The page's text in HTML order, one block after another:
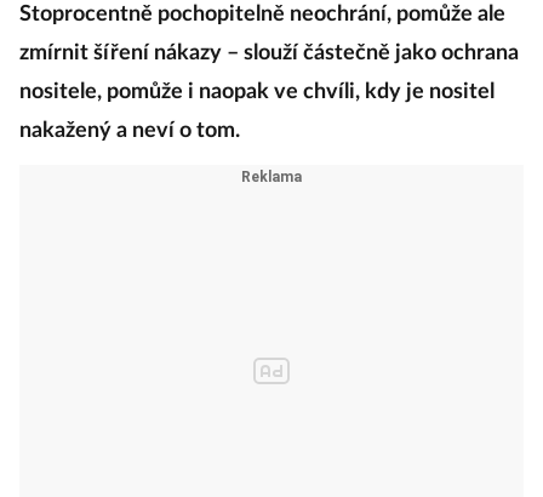
Stoprocentně pochopitelně neochrání, pomůže ale
zmírnit šíření nákazy – slouží částečně jako ochrana
nositele, pomůže i naopak ve chvíli, kdy je nositel
nakažený a neví o tom.